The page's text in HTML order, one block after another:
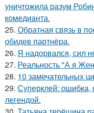
уничтожила разум
комедианта.
25. Обратная связь в
обидев партнёра.
26. Я надорвался, сил
27. Реальность "А я
28. 10 замечательных
29. Суперклей: ошибка,
легендой.